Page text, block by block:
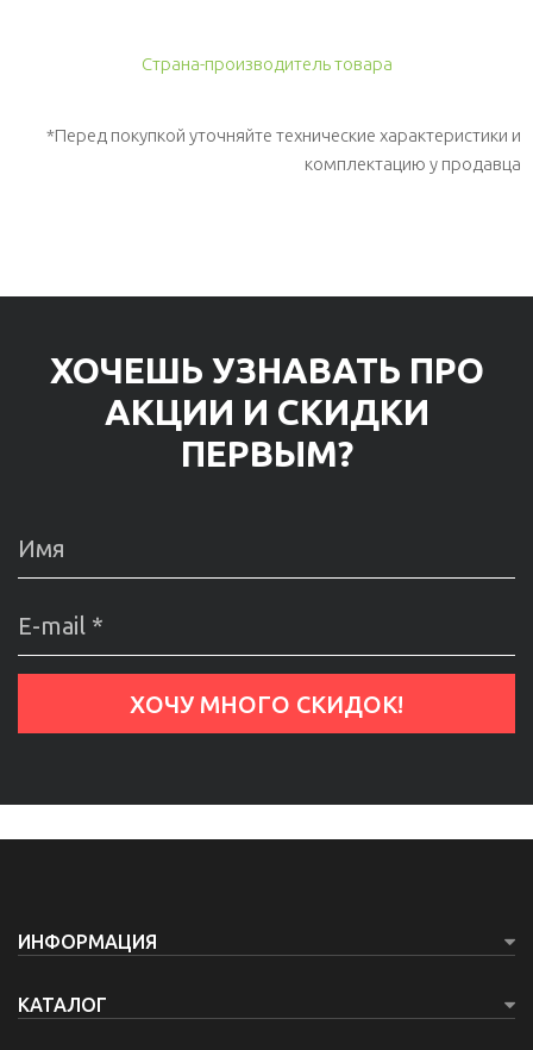
Страна-производитель товара
*Перед покупкой уточняйте технические характеристики и
комплектацию у продавца
ХОЧЕШЬ УЗНАВАТЬ ПРО
АКЦИИ И СКИДКИ
ПЕРВЫМ?
ИНФОРМАЦИЯ
КАТАЛОГ